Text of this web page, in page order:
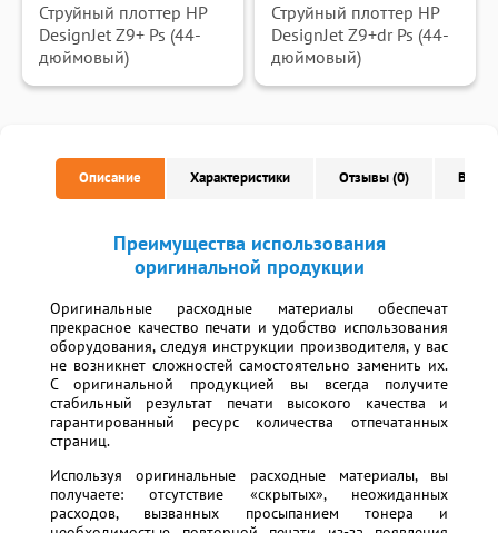
Струйный плоттер HP
DesignJet Z9+ Ps (44-
дюймовый)
Струйный плоттер HP
DesignJet Z9+dr Ps (44-
дюймовый)
Описание Характеристики Отзывы (0)
Преимущества использования
оригинальной продукции
Оригинальные расходные материалы обеспечат
прекрасное качество печати и удобство использования
оборудования, следуя инструкции производителя, у вас
не возникнет сложностей самостоятельно заменить их.
С оригинальной продукцией вы всегда получите
стабильный результат печати высокого качества и
гарантированный ресурс количества отпечатанных
страниц.
Используя оригинальные расходные материалы, вы
получаете: отсутствие «скрытых», неожиданных
расходов, вызванных просыпанием тонера и